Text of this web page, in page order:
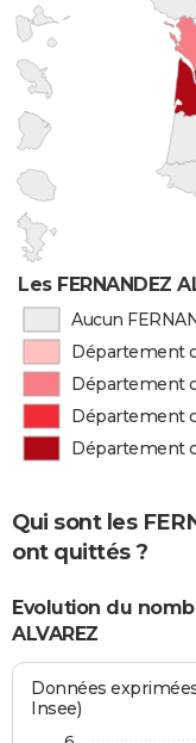
Les FERNANDEZ
Aucun
Département
Département
Département
Département
Qui sont les
ont quittés ?
Evolution du
ALVAREZ
Données
Insee)